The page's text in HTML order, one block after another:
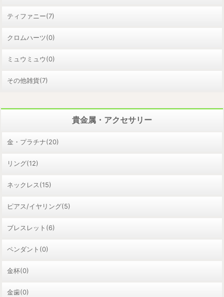
ティファニー(7)
クロムハーツ(0)
ミュウミュウ(0)
その他雑貨(7)
貴金属・アクセサリー
金・プラチナ(20)
リング(12)
ネックレス(15)
ピアス/イヤリング(5)
ブレスレット(6)
ペンダント(0)
金杯(0)
金歯(0)